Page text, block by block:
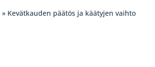
» Kevätkauden päätös ja käätyjen vaihto